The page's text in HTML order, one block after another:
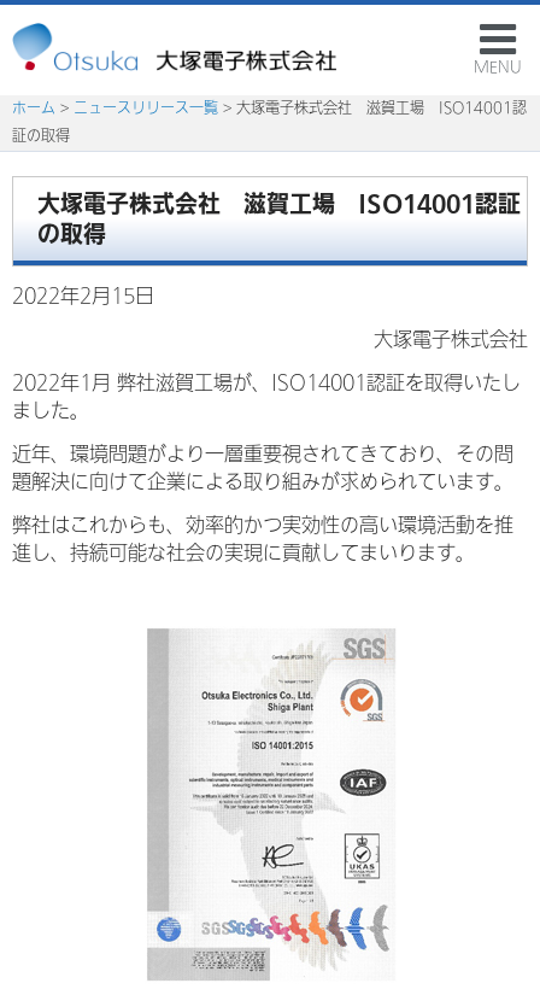
MENU
ホーム > ニュースリリース一覧 > 大塚電子株式会社 滋賀工場 ISO14001認
証の取得
大塚電子株式会社 滋賀工場 ISO14001認証
の取得
2022年2月15日
大塚電子株式会社
2022年1月 弊社滋賀工場が、ISO14001認証を取得いたし
ました。
近年、環境問題がより一層重要視されてきており、その問
題解決に向けて企業による取り組みが求められています。
弊社はこれからも、効率的かつ実効性の高い環境活動を推
進し、持続可能な社会の実現に貢献してまいります。